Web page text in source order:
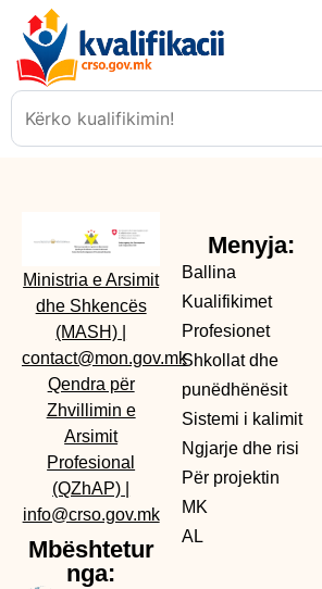
Ministria e Arsimit
dhe Shkencës
(MASH)
contact@mon.gov.mk
Qendra për
Zhvillimin e
Arsimit
Profesional
(QZhAP)
info@crso.gov.mk
Mbështetur
nga:
Menyja:
Ballina
Kualifikimet
Profesionet
Shkollat dhe
punëdhënësit
Sistemi i kalimit
Ngjarje dhe risi
Për projektin
MK
AL